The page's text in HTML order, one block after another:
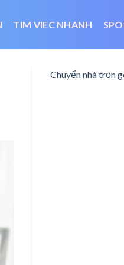
TIM VIEC NHANH
Chuyển nhà trọn